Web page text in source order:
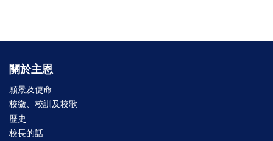
關於主恩
願景及使命
校徽、校訓及校歌
歷史
校長的話